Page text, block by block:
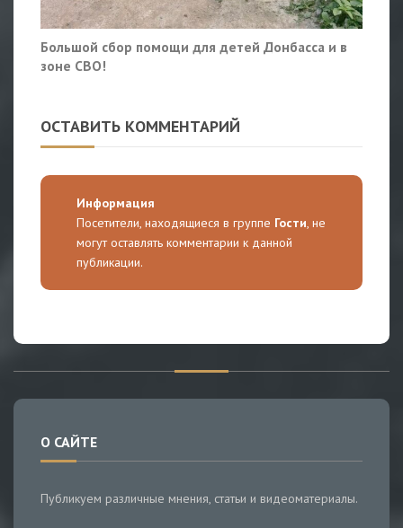
Большой сбор помощи для детей Донбасса и в
зоне СВО!
ОСТАВИТЬ КОММЕНТАРИЙ
Информация
Посетители, находящиеся в группе Гости, не
могут оставлять комментарии к данной
публикации.
О САЙТЕ
Публикуем различные мнения, статьи и видеоматериалы.